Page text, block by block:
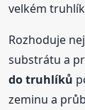
velkém
Rozhoduje
substrátu a
do truhlíků
zeminu a